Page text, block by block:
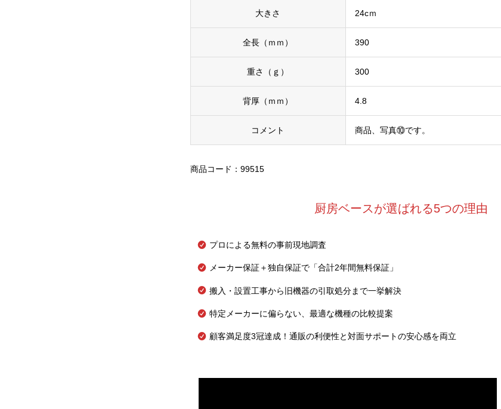
大きさ 24cｍ
全長（ｍｍ） 390
重さ（ｇ） 300
背厚（ｍｍ） 4.8
コメント 商品、写真⑩です。
商品コード：99515
厨房ベースが選ばれる5つの理由
プロによる無料の事前現地調査
メーカー保証＋独自保証で「合計2年間無料保証」
搬入・設置工事から旧機器の引取処分まで一挙解決
特定メーカーに偏らない、最適な機種の比較提案
顧客満足度3冠達成！通販の利便性と対面サポートの安心感を両立